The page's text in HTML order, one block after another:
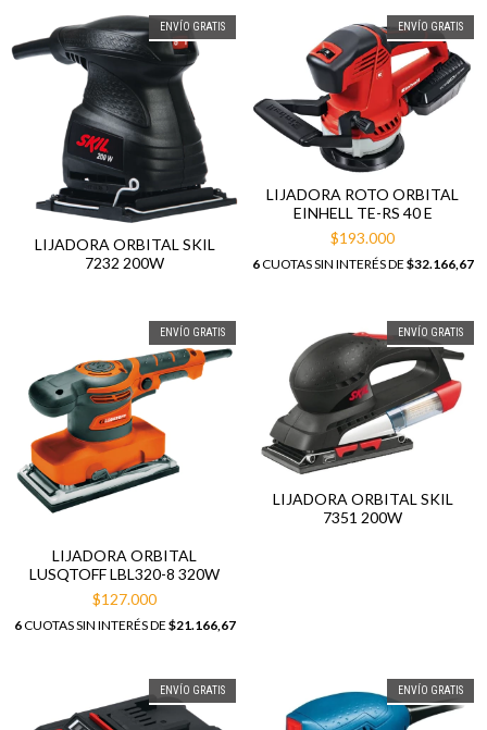
ENVÍO GRATIS
LIJADORA ORBITAL SKIL
7232 200W
ENVÍO GRATIS
LIJADORA ROTO ORBITAL
EINHELL TE-RS 40 E
$193.000
6CUOTAS SIN INTERÉS DE $32.166,67
ENVÍO GRATIS
LIJADORA ORBITAL
LUSQTOFF LBL320-8 320W
$127.000
6CUOTAS SIN INTERÉS DE $21.166,67
ENVÍO GRATIS
LIJADORA ORBITAL SKIL
7351 200W
ENVÍO GRATIS ENVÍO GRATIS